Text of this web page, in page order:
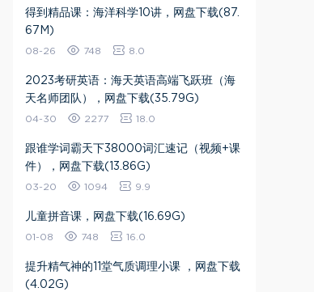
得到精品课：海洋科学10讲，网盘下载(87.
67M)
08-26 748 8.0
2023考研英语：海天英语高端飞跃班（海
天名师团队），网盘下载(35.79G)
04-30 2277 18.0
跟谁学词霸天下38000词汇速记（视频+课
件），网盘下载(13.86G)
03-20 1094 9.9
儿童拼音课，网盘下载(16.69G)
01-08 748 16.0
提升精气神的11堂气质调理小课 ，网盘下载
(4.02G)